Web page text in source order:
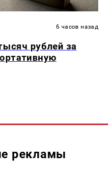
6 часов назад
рублей за
рекламы